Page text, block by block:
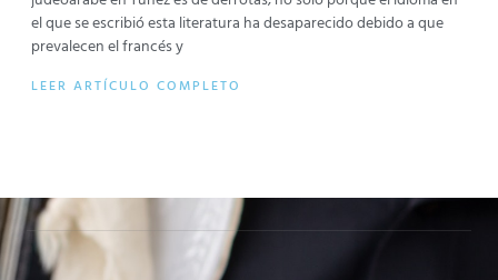
el que se escribió esta literatura ha desaparecido debido a que
prevalecen el francés y
LEER ARTÍCULO COMPLETO